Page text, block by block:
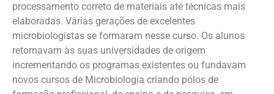
processamento correto de materiais até técnicas mais
elaboradas. Várias gerações de excelentes
microbiologistas se formaram nesse curso. Os alunos
retornavam às suas universidades de origem
incrementando os programas existentes ou fundavam
novos cursos de Microbiologia criando pólos de